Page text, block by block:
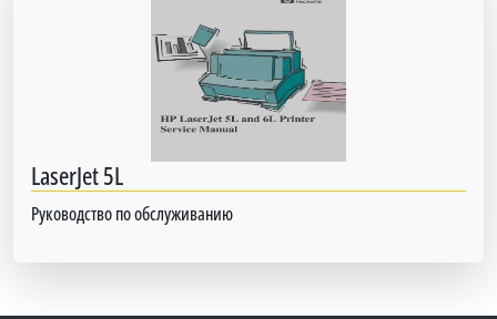
LaserJet 5L
Руководство по обслуживанию